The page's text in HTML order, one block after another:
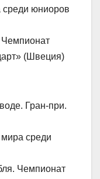
среди юниоров
Чемпионат
(Швеция)
Гран-при.
среди
Чемпионат